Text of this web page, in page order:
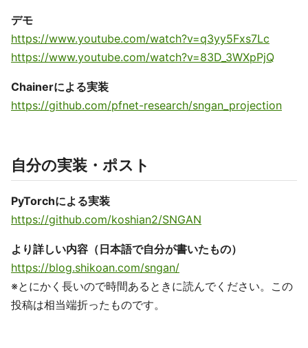
デモ
https://www.youtube.com/watch?v=q3yy5Fxs7Lc
https://www.youtube.com/watch?v=83D_3WXpPjQ
Chainerによる実装
https://github.com/pfnet-research/sngan_projection
自分の実装・ポスト
PyTorchによる実装
https://github.com/koshian2/SNGAN
より詳しい内容（日本語で自分が書いたもの）
https://blog.shikoan.com/sngan/
※とにかく長いので時間あるときに読んでください。この
投稿は相当端折ったものです。